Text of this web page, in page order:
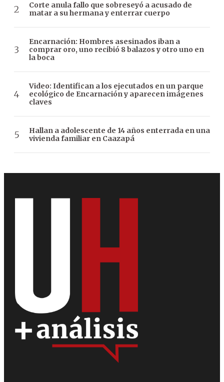
Corte anula fallo que sobreseyó a acusado de
matar a su hermana y enterrar cuerpo
Encarnación: Hombres asesinados iban a
comprar oro, uno recibió 8 balazos y otro uno en
la boca
Video: Identifican a los ejecutados en un parque
ecológico de Encarnación y aparecen imágenes
claves
Hallan a adolescente de 14 años enterrada en una
vivienda familiar en Caazapá